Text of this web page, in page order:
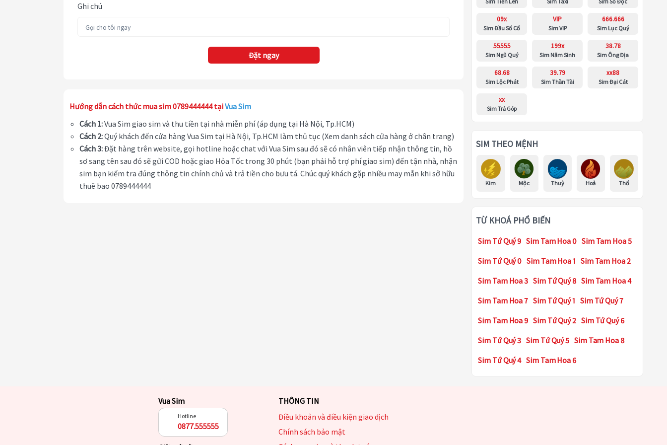
Ghi chú
Đặt ngay
Hướng dẫn cách thức mua sim 0789444444 tạiVua Sim
Cách 1:Vua Sim giao sim và thu tiền tại nhà miễn phí (áp dụng tại Hà Nội, Tp.HCM)
Cách 2:Quý khách đến cửa hàng Vua Sim tại Hà Nội, Tp.HCM làm thủ tục (Xem danh sách cửa hàng ở chân trang)
Cách 3:Đặt hàng trên website, gọi hotline hoặc chat với Vua Sim sau đó sẽ có nhân viên tiếp nhận thông tin, hồ
sơ sang tên sau đó sẽ gửi COD hoặc giao Hỏa Tốc trong 30 phút (bạn phải hỗ trợ phí giao sim) đến tận nhà, nhận
sim bạn kiểm tra đúng thông tin chính chủ và trả tiền cho bưu tá. Chúc quý khách gặp nhiều may mắn khi sở hữu
thuê bao 0789444444
09x
Sim Đầu Số Cổ
VIP
Sim VIP
666.666
Sim Lục Quý
55555
Sim Ngũ Quý
199x
Sim Năm Sinh
38.78
Sim Ông Địa
68.68
Sim Lộc Phát
39.79
Sim Thần Tài
xx88
Sim Đại Cát
xx
Sim Trả Góp
SIM THEO MỆNH
Kim Mộc Thuỷ Hoả Thổ
TỪ KHOÁ PHỔ BIẾN
Sim Tứ Quý 9 Sim Tam Hoa 0 Sim Tam Hoa 5
Sim Tứ Quý 0 Sim Tam Hoa 1 Sim Tam Hoa 2
Sim Tam Hoa 3 Sim Tứ Quý 8 Sim Tam Hoa 4
Sim Tam Hoa 7 Sim Tứ Quý 1 Sim Tứ Quý 7
Sim Tam Hoa 9 Sim Tứ Quý 2 Sim Tứ Quý 6
Sim Tứ Quý 3 Sim Tứ Quý 5 Sim Tam Hoa 8
Sim Tứ Quý 4 Sim Tam Hoa 6
Vua Sim
Hotline
0877.555555
THÔNG TIN
Điều khoản và điều kiện giao dịch
Chính sách bảo mật